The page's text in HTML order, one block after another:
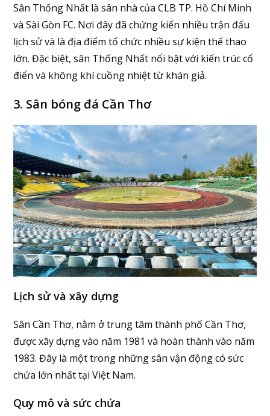
Sân Thống Nhất là sân nhà của CLB TP. Hồ Chí Minh
và Sài Gòn FC. Nơi đây đã chứng kiến nhiều trận đấu
lịch sử và là địa điểm tổ chức nhiều sự kiện thể thao
lớn. Đặc biệt, sân Thống Nhất nổi bật với kiến trúc cổ
điển và không khí cuồng nhiệt từ khán giả.
3. Sân bóng đá Cần Thơ
Lịch sử và xây dựng
Sân Cần Thơ, nằm ở trung tâm thành phố Cần Thơ,
được xây dựng vào năm 1981 và hoàn thành vào năm
1983. Đây là một trong những sân vận động có sức
chứa lớn nhất tại Việt Nam.
Quy mô và sức chứa